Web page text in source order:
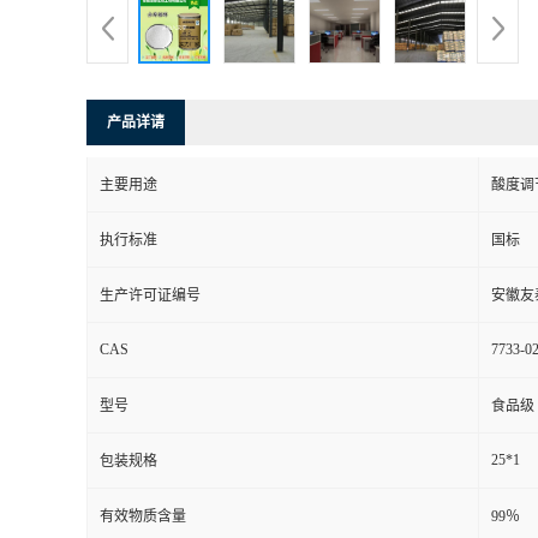
产品详请
主要用途 酸度调
执行标准 国标
生产许可证编号 安徽友
CAS 7733-
型号 食品级
包装规格 25*1
有效物质含量 99％